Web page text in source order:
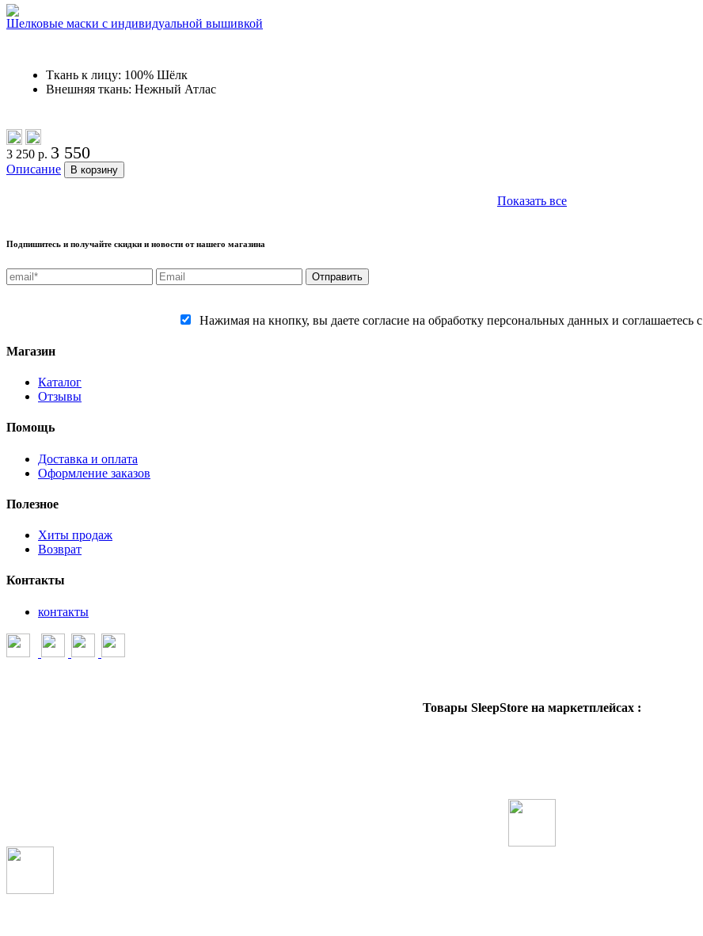
Шелковые маски с индивидуальной вышивкой
Ткань к лицу: 100% Шёлк
Внешняя ткань: Нежный Атлас
3 250 р. 3 550
Описание В корзину
Показать все
Подпишитесь и получайте скидки и новости от нашего магазина
Нажимая на кнопку, вы даете согласие на обработку персональных данных и соглашаетесь c
Магазин
Каталог
Отзывы
Помощь
Доставка и оплата
Оформление заказов
Полезное
Хиты продаж
Возврат
Контакты
контакты
Товары SleepStore на маркетплейсах :